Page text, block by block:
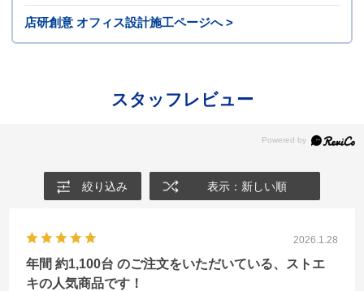
店研創意 オフィス設計施工ページへ >
スタッフレビュー
絞り込み 表示：新しい順
2026.1.28
年間 約1,100台 のご注文をいただいている、ストエ
キの人気商品です！